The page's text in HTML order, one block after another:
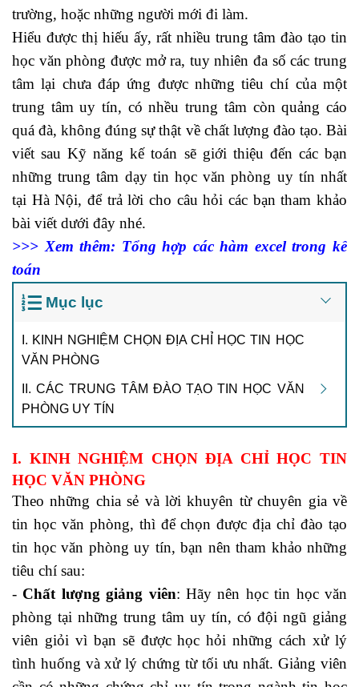
trường, hoặc những người mới đi làm.
Hiểu được thị hiếu ấy, rất nhiều trung tâm đào tạo tin
học văn phòng được mở ra, tuy nhiên đa số các trung
tâm lại chưa đáp ứng được những tiêu chí của một
trung tâm uy tín, có nhều trung tâm còn quảng cáo
quá đà, không đúng sự thật về chất lượng đào tạo. Bài
viết sauKỹ năng kế toán sẽ giới thiệu đến các bạn
những trung tâm dạy tin học văn phòng uy tín nhất
tại Hà Nội, để trả lời cho câu hỏi các bạn tham khảo
bài viết dưới đây nhé.
>>> Xem thêm: Tổng hợp các hàm excel trong kế
toán
Mục lục
I. KINH NGHIỆM CHỌN ĐỊA CHỈ HỌC TIN HỌC
VĂN PHÒNG
II. CÁC TRUNG TÂM ĐÀO TẠO TIN HỌC VĂN
PHÒNG UY TÍN
I. KINH NGHIỆM CHỌN ĐỊA CHỈ HỌC TIN
HỌC VĂN PHÒNG
Theo những chia sẻ và lời khuyên từ chuyên gia về
tin học văn phòng, thì để chọn được địa chỉ đào tạo
tin học văn phòng uy tín, bạn nên tham khảo những
tiêu chí sau:
- Chất lượng giảng viên: Hãy nên học tin học văn
phòng tại những trung tâm uy tín, có đội ngũ giảng
viên giỏi vì bạn sẽ được học hỏi những cách xử lý
tình huống và xử lý chứng từ tối ưu nhất. Giảng viên